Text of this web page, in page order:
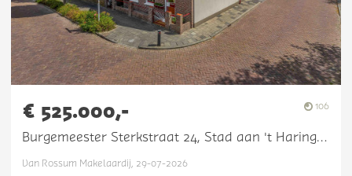
€ 525.000,- 106
Burgemeester Sterkstraat 24, Stad aan 't Haringvliet
Van Rossum Makelaardij, 29-07-2026